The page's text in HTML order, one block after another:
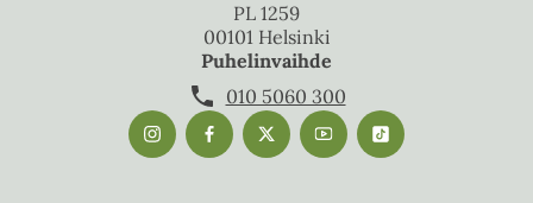
PL 1259
00101 Helsinki
Puhelinvaihde
010 5060 300